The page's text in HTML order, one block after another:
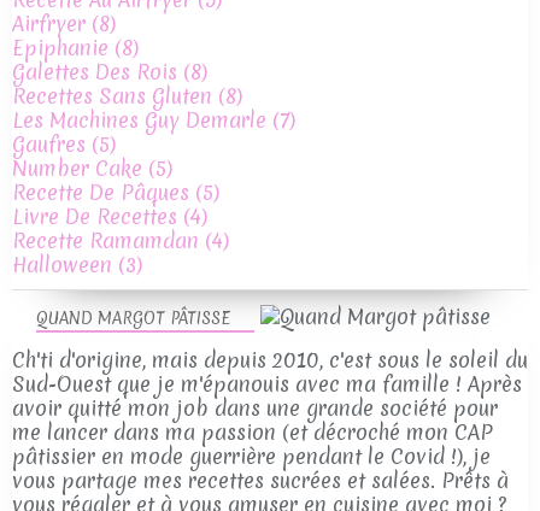
QUAND MARGOT PÂTISSE
Ch'ti d'origine, mais depuis 2010, c'est sous le soleil du
Sud-Ouest que je m'épanouis avec ma famille ! Après
avoir quitté mon job dans une grande société pour
me lancer dans ma passion (et décroché mon CAP
pâtissier en mode guerrière pendant le Covid !), je
vous partage mes recettes sucrées et salées. Prêts à
vous régaler et à vous amuser en cuisine avec moi ?
Airfryer (8)
Epiphanie (8)
Galettes Des Rois (8)
Recettes Sans Gluten (8)
Les Machines Guy Demarle (7)
Gaufres (5)
Number Cake (5)
Recette De Pâques (5)
Livre De Recettes (4)
Recette Ramamdan (4)
Halloween (3)